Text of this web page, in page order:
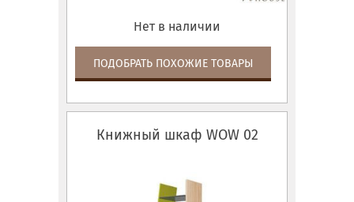
Нет в наличии
ПОДОБРАТЬ ПОХОЖИЕ ТОВАРЫ
Книжный шкаф WOW 02